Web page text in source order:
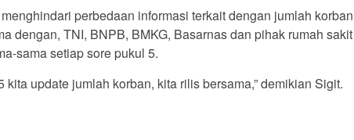
perbedaan informasi terkait dengan jumlah korban
dengan, TNI, BNPB, BMKG, Basarnas dan pihak rumah sakit
sama setiap sore pukul 5.
kita update jumlah korban, kita rilis bersama,” demikian Sigit.